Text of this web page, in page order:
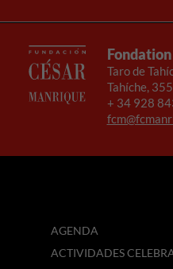
Taro de
Tahíche,
+ 34 928
AGENDA
ACTIVIDADES